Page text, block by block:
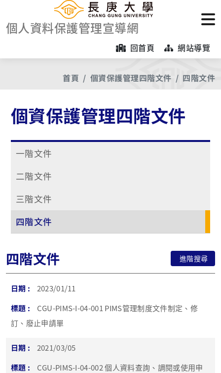
個人資料保護管理宣導網
回首頁 網站導覽
首頁 個資保護管理四階文件 四階文件
個資保護管理四階文件
一階文件
二階文件
三階文件
四階文件
四階文件 進階搜尋
2023/01/11
CGU-PIMS-I-04-001 PIMS管理制度文件制定、修
訂、廢止申請單
2021/03/05
CGU-PIMS-I-04-002 個人資料查詢、調閱或使用申